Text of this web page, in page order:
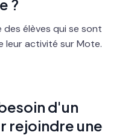
?
élèves qui se sont
leur activité sur Mote.
d'un
rejoindre une